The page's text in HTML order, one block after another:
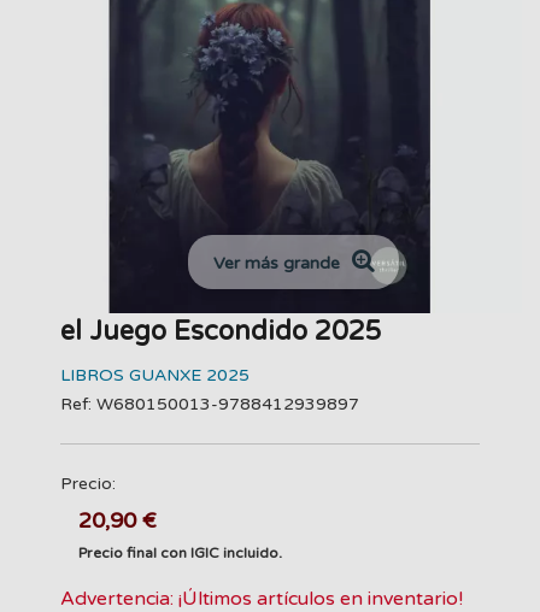
Ver más grande
el Juego Escondido 2025
LIBROS GUANXE 2025
Ref: W680150013-9788412939897
Precio:
20,90 €
Precio final con IGIC incluido.
Advertencia: ¡Últimos artículos en inventario!